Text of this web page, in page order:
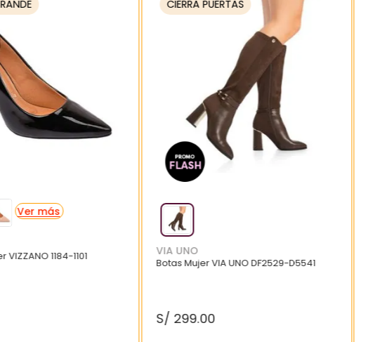
1184-1101
CIERRA PUERTAS
VIA UNO
Botas Mujer VIA UNO DF2529-D5541
S/ 299.00